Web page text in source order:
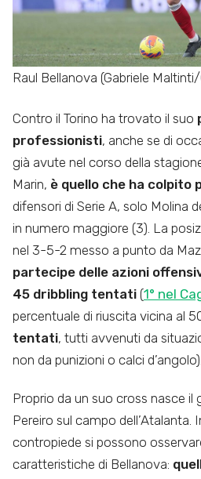
Raul Bellanova (Gabriele
Contro il Torino ha trovato il suo
professionisti, anche se di
già avute nel corso della
Marin, è quello che ha colpito
difensori di Serie A, solo Molina
in numero maggiore (3). La
nel 3-5-2 messo a punto da
partecipe delle azioni
45 dribbling tentati (1° nel
percentuale di riuscita vicina al
tentati, tutti avvenuti da
non da punizioni o calci d’angolo).
Proprio da un suo cross nasce il
Pereiro sul campo dell’Atalanta.
contropiede si possono
caratteristiche di Bellanova: